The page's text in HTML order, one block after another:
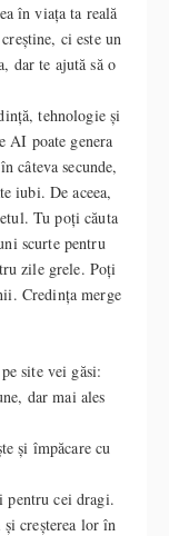
în viața ta reală
ci este un
dar te ajută să o
tehnologie și
AI poate genera
câteva secunde,
iubi. De aceea,
Tu poți căuta
scurte pentru
zile grele. Poți
Credința merge
site vei găsi:
dar mai ales
și împăcare cu
pentru cei dragi.
creșterea lor în